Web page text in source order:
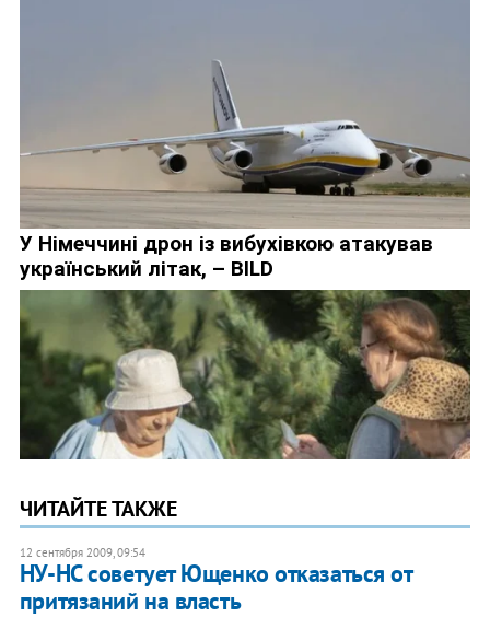
ЧИТАЙТЕ ТАКЖЕ
12 сентября 2009, 09:54
НУ-НС советует Ющенко отказаться от
притязаний на власть